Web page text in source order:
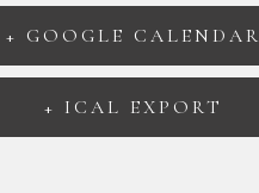
+ GOOGLE CALENDAR
+ ICAL EXPORT